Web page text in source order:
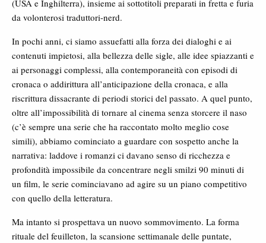
(USA e Inghilterra), insieme ai sottotitoli preparati in fretta e furia
da volonterosi traduttori-nerd.
In pochi anni, ci siamo assuefatti alla forza dei dialoghi e ai
contenuti impietosi, alla bellezza delle sigle, alle idee spiazzanti e
ai personaggi complessi, alla contemporaneità con episodi di
cronaca o addirittura all’anticipazione della cronaca, e alla
riscrittura dissacrante di periodi storici del passato. A quel punto,
oltre all’impossibilità di tornare al cinema senza storcere il naso
(c’è sempre una serie che ha raccontato molto meglio cose
simili), abbiamo cominciato a guardare con sospetto anche la
narrativa: laddove i romanzi ci davano senso di ricchezza e
profondità impossibile da concentrare negli smilzi 90 minuti di
un film, le serie cominciavano ad agire su un piano competitivo
con quello della letteratura.
Ma intanto si prospettava un nuovo sommovimento. La forma
rituale del feuilleton, la scansione settimanale delle puntate,